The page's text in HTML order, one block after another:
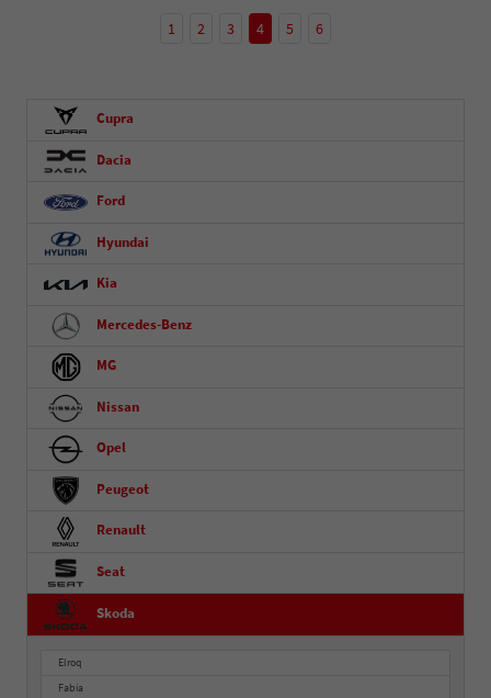
1 2 3 4 5 6
Cupra
Dacia
Ford
Hyundai
Kia
Mercedes-Benz
MG
Nissan
Opel
Peugeot
Renault
Seat
Skoda
Elroq
Fabia